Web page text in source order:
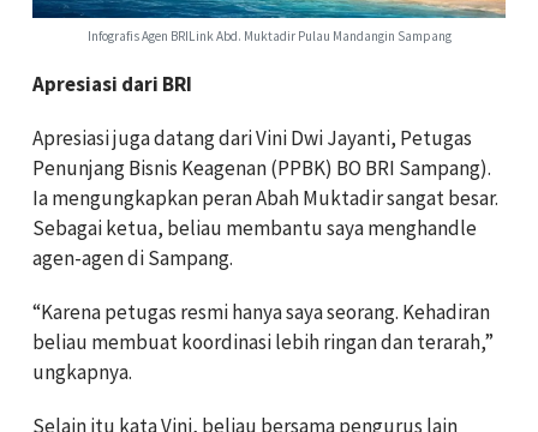
Infografis Agen BRILink Abd. Muktadir Pulau Mandangin Sampang
Apresiasi dari BRI
Apresiasi juga datang dari Vini Dwi Jayanti, Petugas
Penunjang Bisnis Keagenan (PPBK) BO BRI Sampang).
Ia mengungkapkan peran Abah Muktadir sangat besar.
Sebagai ketua, beliau membantu saya menghandle
agen-agen di Sampang.
“Karena petugas resmi hanya saya seorang. Kehadiran
beliau membuat koordinasi lebih ringan dan terarah,”
ungkapnya.
Selain itu kata Vini, beliau bersama pengurus lain